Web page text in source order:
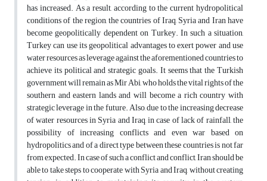
has increased. As a result, according to the current hydropolitical
conditions of the region, the countries of Iraq, Syria and Iran have
become geopolitically dependent on Turkey. In such a situation,
Turkey can use its geopolitical advantages to exert power and use
water resources as leverage against the aforementioned countries to
achieve its political and strategic goals. It seems that the Turkish
government will remain as Mir Abi, who holds the vital rights of the
southern and eastern lands and will become a rich country with
strategic leverage in the future. Also, due to the increasing decrease
of water resources in Syria and Iraq, in case of lack of rainfall, the
possibility of increasing conflicts and even war based on
hydropolitics and of a direct type between these countries is not far
from expected. In case of such a conflict and conflict, Iran should be
able to take steps to cooperate with Syria and Iraq, without creating